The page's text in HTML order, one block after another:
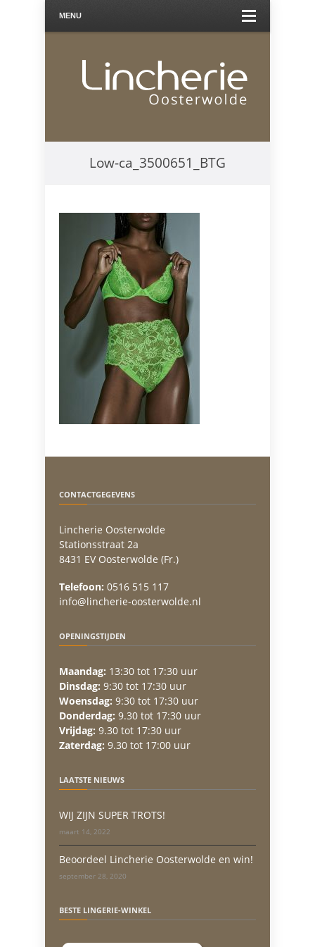
MENU
Low-ca_3500651_BTG
CONTACTGEGEVENS
Lincherie Oosterwolde
Stationsstraat 2a
8431 EV Oosterwolde (Fr.)
Telefoon: 0516 515 117
info@lincherie-oosterwolde.nl
OPENINGSTIJDEN
Maandag: 13:30 tot 17:30 uur
Dinsdag: 9:30 tot 17:30 uur
Woensdag: 9:30 tot 17:30 uur
Donderdag: 9.30 tot 17:30 uur
Vrijdag: 9.30 tot 17:30 uur
Zaterdag: 9.30 tot 17:00 uur
LAATSTE NIEUWS
WIJ ZIJN SUPER TROTS!
maart 14, 2022
Beoordeel Lincherie Oosterwolde en win!
september 28, 2020
BESTE LINGERIE-WINKEL